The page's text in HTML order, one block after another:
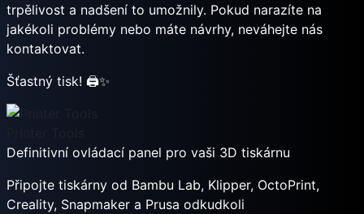
trpělivost a nadšení to umožnily. Pokud narazíte na
jakékoli problémy nebo máte návrhy, neváhejte nás
kontaktovat.
Šťastný tisk! 🖨️✨
Definitivní ovládací panel pro vaši 3D tiskárnu
Připojte tiskárny od Bambu Lab, Klipper, OctoPrint,
Creality, Snapmaker a Prusa odkudkoli